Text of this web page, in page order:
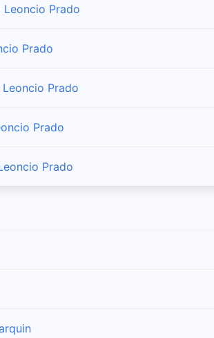
Leoncio Prado
Prado
Prado
Prado
Prado